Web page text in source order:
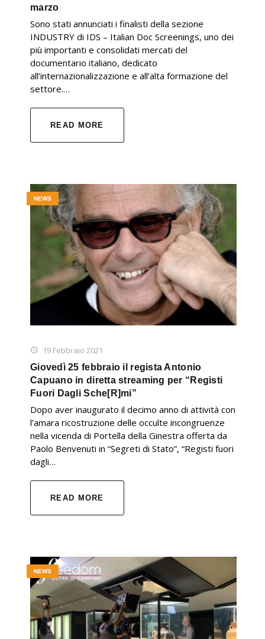
marzo
Sono stati annunciati i finalisti della sezione
INDUSTRY di IDS – Italian Doc Screenings, uno dei
più importanti e consolidati mercati del
documentario italiano, dedicato
all’internazionalizzazione e all’alta formazione del
settore.…
READ MORE
19 Febbraio 2021
NEWS
Giovedì 25 febbraio il regista Antonio
Capuano in diretta streaming per “Registi
Fuori Dagli Sche[R]mi”
Dopo aver inaugurato il decimo anno di attività con
l’amara ricostruzione delle occulte incongruenze
nella vicenda di Portella della Ginestra offerta da
Paolo Benvenuti in “Segreti di Stato”, “Registi fuori
dagli…
READ MORE
NEWS